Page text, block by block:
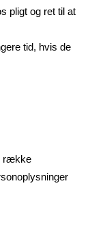
pligt og ret til at
tid, hvis de
række